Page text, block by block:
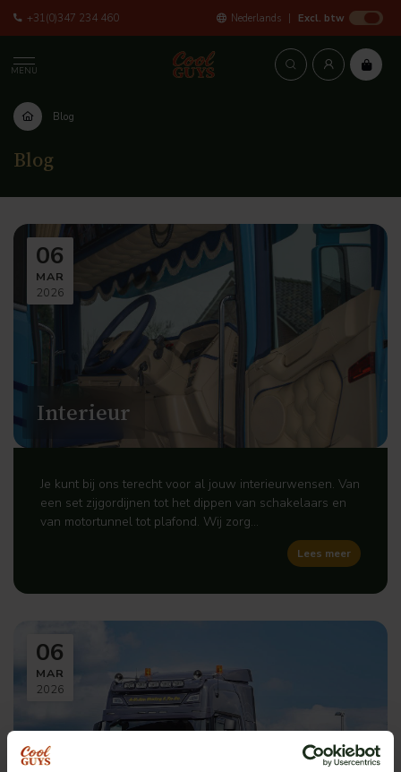
+31(0)347 234 460 Nederlands Excl. btw
MENU
Blog
Blog
06
MAR
2026
Interieur
Je kunt bij ons terecht voor al jouw interieurwensen. Van
een set zijgordijnen tot het dippen van schakelaars en
van motortunnel tot plafond. Wij zorg...
Lees meer
06
MAR
2026